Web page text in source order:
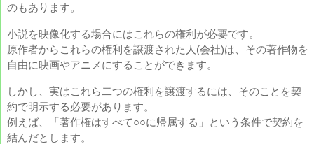
のもあります。
小説を映像化する場合にはこれらの権利が必要です。
原作者からこれらの権利を譲渡された人(会社)は、その著作物を
自由に映画やアニメにすることができます。
しかし、実はこれら二つの権利を譲渡するには、そのことを契
約で明示する必要があります。
例えば、「著作権はすべて○○に帰属する」という条件で契約を
結んだとします。